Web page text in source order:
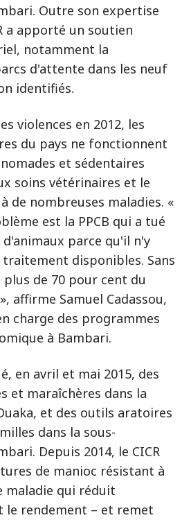
Outre son expertise
a apporté un soutien
notamment la
d'attente dans les neuf
identifiés.
violences en 2012, les
du pays ne fonctionnent
et sédentaires
soins vétérinaires et le
de nombreuses maladies. «
est la PPCB qui a tué
parce qu'il n'y
disponibles. Sans
de 70 pour cent du
affirme Samuel Cadassou,
charge des programmes
à Bambari.
en avril et mai 2015, des
et maraîchères dans la
et des outils aratoires
dans la sous-
Depuis 2014, le CICR
de manioc résistant à
maladie qui réduit
le rendement – et remet